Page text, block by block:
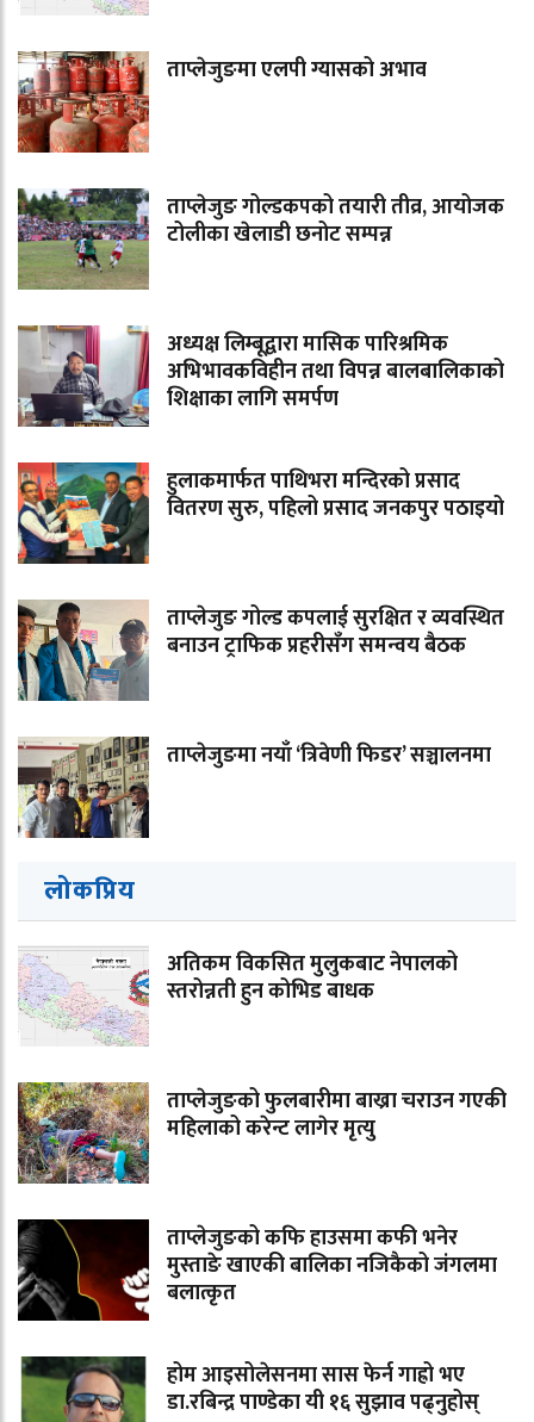
ताप्लेजुङमा एलपी ग्यासको अभाव
ताप्लेजुङ गोल्डकपको तयारी तीव्र, आयोजक
टोलीका खेलाडी छनोट सम्पन्न
अध्यक्ष लिम्बूद्वारा मासिक पारिश्रमिक
अभिभावकविहीन तथा विपन्न बालबालिकाको
शिक्षाका लागि समर्पण
हुलाकमार्फत पाथिभरा मन्दिरको प्रसाद
वितरण सुरु, पहिलो प्रसाद जनकपुर पठाइयो
ताप्लेजुङ गोल्ड कपलाई सुरक्षित र व्यवस्थित
बनाउन ट्राफिक प्रहरीसँग समन्वय बैठक
ताप्लेजुङमा नयाँ ‘त्रिवेणी फिडर’ सञ्चालनमा
लोकप्रिय
अतिकम विकसित मुलुकबाट नेपालको
स्तरोन्नती हुन कोभिड बाधक
ताप्लेजुङको फुलबारीमा बाख्रा चराउन गएकी
महिलाको करेन्ट लागेर मृत्यु
ताप्लेजुङको कफि हाउसमा कफी भनेर
मुस्ताङे खाएकी बालिका नजिकैको जंगलमा
बलात्कृत
होम आइसोलेसनमा सास फेर्न गाह्रो भए
डा.रबिन्द्र पाण्डेका यी १६ सुझाव पढ्नुहोस्